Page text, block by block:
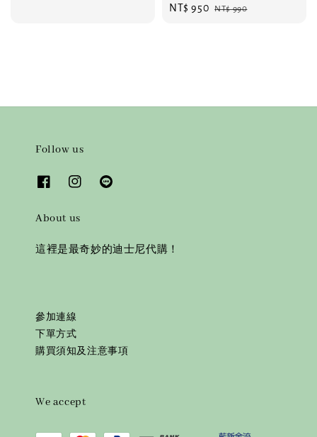
Sale
NT$ 950 Regular
NT$ 990
Follow us
About us
這裡是最奇妙的迪士尼代購！
參加連線
下單方式
購買須知及注意事項
We accept